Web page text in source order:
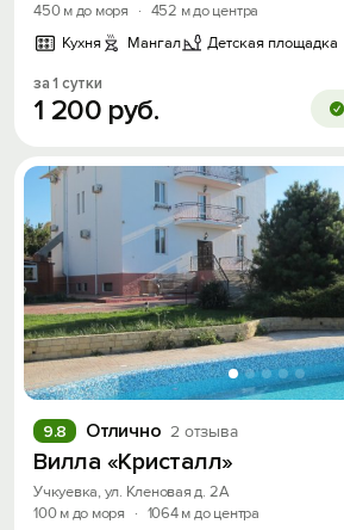
450 м до моря
· 452 м до центра
Кухня
Мангал Детская площадка
за 1 сутки
1 200 руб.
Отлично 2 отзыва
9.8
Вилла «Кристалл»
Учкуевка, ул. Кленовая д. 2А
100 м до моря
· 1064 м до центра